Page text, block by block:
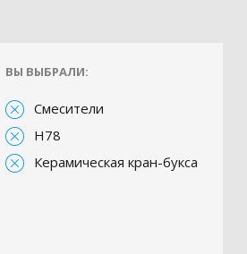
ВЫ ВЫБРАЛИ:
Смесители
H78
Керамическая кран-букса